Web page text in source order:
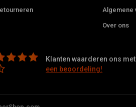
Algemene
Over ons
Klanten waarderen ons
een beoordeling!